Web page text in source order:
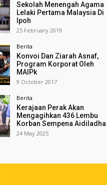
Sekolah Menengah Agama
Lelaki Pertama Malaysia Di
Ipoh
25 February 2019
Berita
Konvoi Dan Ziarah Asnaf,
Program Korporat Oleh
MAIPk
9 October 2017
Berita
Kerajaan Perak Akan
Mengagihkan 436 Lembu
Korban Sempena Aidiladha
24 May 2025